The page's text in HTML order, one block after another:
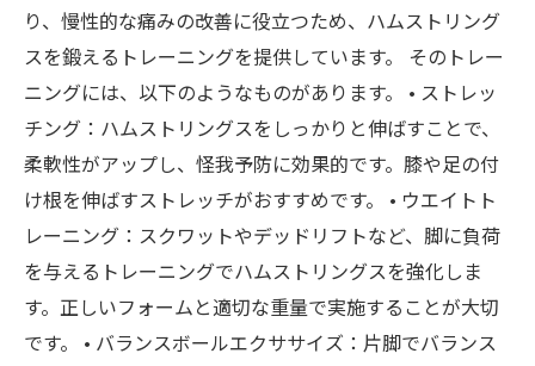
り、慢性的な痛みの改善に役立つため、ハムストリング
スを鍛えるトレーニングを提供しています。 そのトレー
ニングには、以下のようなものがあります。 • ストレッ
チング：ハムストリングスをしっかりと伸ばすことで、
柔軟性がアップし、怪我予防に効果的です。膝や足の付
け根を伸ばすストレッチがおすすめです。 • ウエイトト
レーニング：スクワットやデッドリフトなど、脚に負荷
を与えるトレーニングでハムストリングスを強化しま
す。正しいフォームと適切な重量で実施することが大切
です。 • バランスボールエクササイズ：片脚でバランス